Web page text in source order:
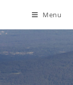
Menu